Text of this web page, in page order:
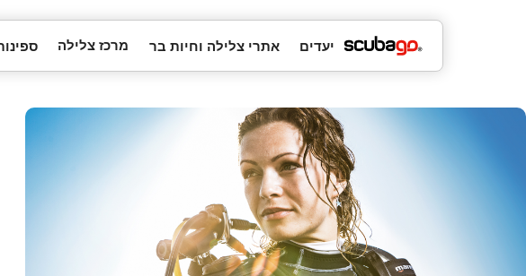
יעדים אתרי צלילה וחיות בר מרכז צלילה